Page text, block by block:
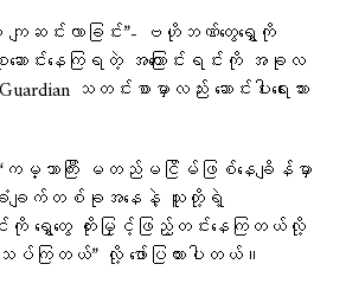
ကျဆင်းလာခြင်း”- ဗဟိုဘဏ်တွေရွှေကို
းနေကြရတဲ့ အကြောင်းရင်းကို အခုလ
သတင်းစာမှာလည်း ဆောင်းပါးရေးသား
“ကမ္ဘာကြီး မတည်မငြိမ်ဖြစ်နေချိန်မှာ
ခံချက်တစ်ခုအနေနဲ့ သူတို့ရဲ့
ရွှေတွေ တိုးမြှင့်ဖြည့်တင်းနေကြတယ်လို့
ကြတယ်” လို့ ဖော်ပြထားပါတယ်။